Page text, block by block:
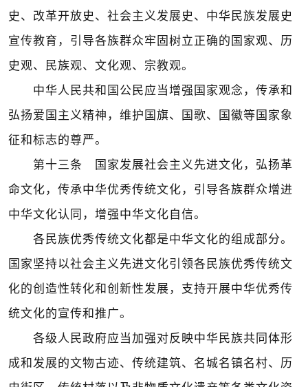
史、改革开放史、社会主义发展史、中华民族发展史
宣传教育，引导各族群众牢固树立正确的国家观、历
史观、民族观、文化观、宗教观。
中华人民共和国公民应当增强国家观念，传承和
弘扬爱国主义精神，维护国旗、国歌、国徽等国家象
征和标志的尊严。
第十三条 国家发展社会主义先进文化，弘扬革
命文化，传承中华优秀传统文化，引导各族群众增进
中华文化认同，增强中华文化自信。
各民族优秀传统文化都是中华文化的组成部分。
国家坚持以社会主义先进文化引领各民族优秀传统文
化的创造性转化和创新性发展，支持开展中华优秀传
统文化的宣传和推广。
各级人民政府应当加强对反映中华民族共同体形
成和发展的文物古迹、传统建筑、名城名镇名村、历